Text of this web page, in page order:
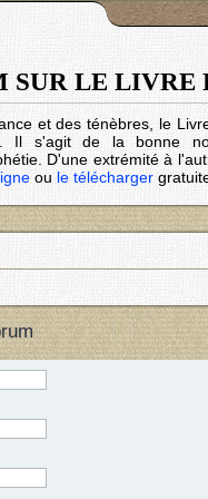
SUR LE LIVRE
et des ténèbres, le
Il s'agit de la bonne
D'une extrémité à
ou le télécharger